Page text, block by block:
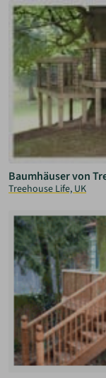
Baumhäuser von
Treehouse Life, UK